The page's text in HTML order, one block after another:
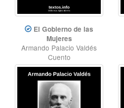
El Gobierno de las
Mujeres
Armando Palacio Valdés
Cuento